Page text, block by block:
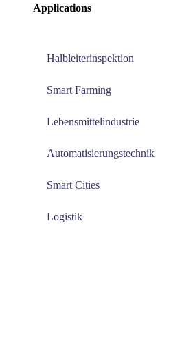
Applications
Halbleiterinspektion
Smart Farming
Lebensmittelindustrie
Automatisierungstechnik
Smart Cities
Logistik